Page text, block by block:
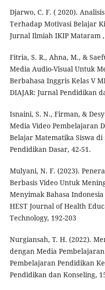
Djarwo, C. F. ( 2020).
Terhadap Motivasi Belajar
Jurnal Ilmiah IKIP Mataram ,
Fitria, S. R., Ahna, M., &
Media Audio-Visual Untuk
Berbahasa Inggris Kelas V
DIAJAR: Jurnal Pendidikan
Isnaini, S. N., Firman, &
Media Video Pembelajaran
Belajar Matematika Siswa di
Pendidikan Dasar, 42-51.
Mulyani, N. F. (2023).
Berbasis Video Untuk
Menyimak Bahasa Indonesia
HEST Journal of Health
Technology, 192-203
Nurgiansah, T. H. (2022).
dengan Media
Pembelajaran Pendidikan
Pendidikan dan Konseling,